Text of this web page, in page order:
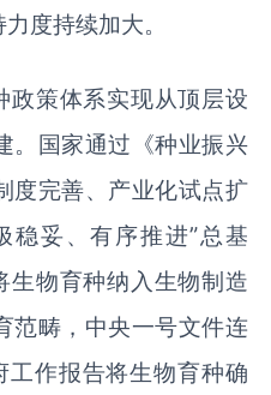
度持续加大。
政策体系实现从顶层设
。国家通过《种业振兴
度完善、产业化试点扩
稳妥、有序推进”总基
生物育种纳入生物制造
范畴，中央一号文件连
作报告将生物育种确